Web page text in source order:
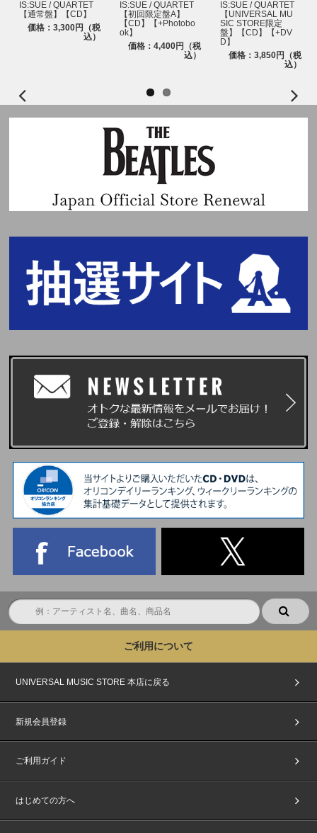
IS:SUE / QUARTET
【通常盤】【CD】
価格：3,300円（税
込）
IS:SUE / QUARTET
【初回限定盤A】
【CD】【+Photobo
ok】
価格：4,400円（税
込）
IS:SUE / QUARTET
【UNIVERSAL MU
SIC STORE限定
盤】【CD】【+DV
D】
価格：3,850円（税
込）
ご利用について
UNIVERSAL MUSIC STORE 本店に戻る
新規会員登録
ご利用ガイド
はじめての方へ